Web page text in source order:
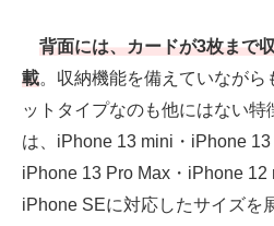
背面には、カードが3枚まで
載。収納機能を備えていながら
ットタイプなのも他にはない
は、iPhone 13 mini・iPhone 13
iPhone 13 Pro Max・iPhone 12
iPhone SEに対応したサイズを